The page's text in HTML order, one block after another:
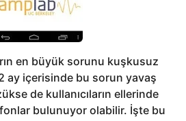
en büyük sorunu kuşkusuz
ay içerisinde bu sorun yavaş
de kullanıcıların ellerinde
bulunuyor olabilir. İşte bu